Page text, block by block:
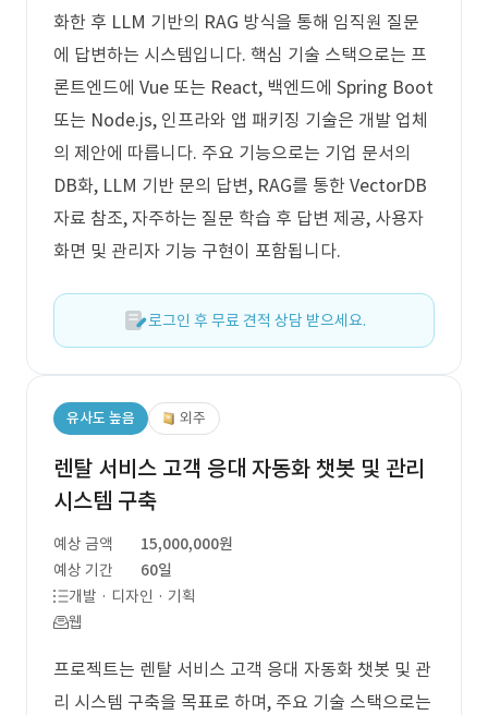
화한 후 LLM 기반의 RAG 방식을 통해 임직원 질문
에 답변하는 시스템입니다. 핵심 기술 스택으로는 프
론트엔드에 Vue 또는 React, 백엔드에 Spring Boot
또는 Node.js, 인프라와 앱 패키징 기술은 개발 업체
의 제안에 따릅니다. 주요 기능으로는 기업 문서의
DB화, LLM 기반 문의 답변, RAG를 통한 VectorDB
자료 참조, 자주하는 질문 학습 후 답변 제공, 사용자
화면 및 관리자 기능 구현이 포함됩니다.
로그인 후 무료 견적 상담 받으세요.
유사도 높음 외주
렌탈 서비스 고객 응대 자동화 챗봇 및 관리
시스템 구축
예상 금액
15,000,000원
예상 기간
60일
개발 · 디자인 · 기획
웹
프로젝트는 렌탈 서비스 고객 응대 자동화 챗봇 및 관
리 시스템 구축을 목표로 하며, 주요 기술 스택으로는